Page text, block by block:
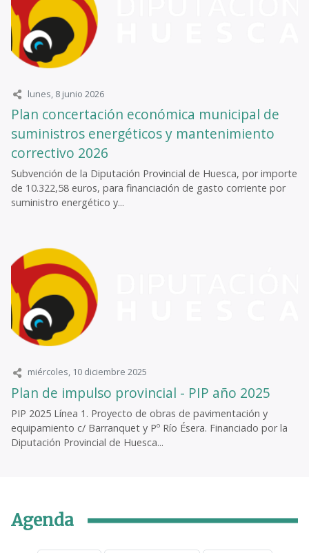
lunes, 8 junio 2026
Plan concertación económica municipal de
suministros energéticos y mantenimiento
correctivo 2026
Subvención de la Diputación Provincial de Huesca, por importe
de 10.322,58 euros, para financiación de gasto corriente por
suministro energético y...
miércoles, 10 diciembre 2025
Plan de impulso provincial - PIP año 2025
PIP 2025 Línea 1. Proyecto de obras de pavimentación y
equipamiento c/ Barranquet y Pº Río Ésera. Financiado por la
Diputación Provincial de Huesca...
Agenda